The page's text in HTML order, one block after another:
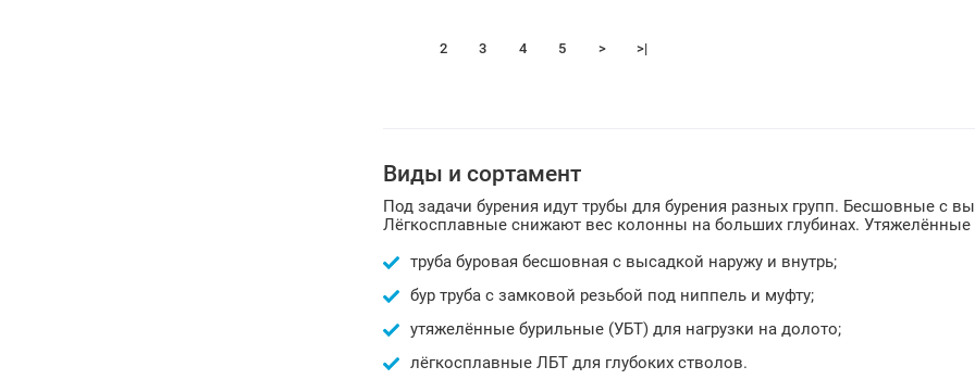
2 3 4 5 > >|
Виды и сортамент
Под задачи бурения идут трубы для бурения разных групп. Бесшовные с
Лёгкосплавные снижают вес колонны на больших глубинах.
труба буровая бесшовная с высадкой наружу и внутрь;
бур труба с замковой резьбой под ниппель и муфту;
утяжелённые бурильные (УБТ) для нагрузки на долото;
лёгкосплавные ЛБТ для глубоких стволов.